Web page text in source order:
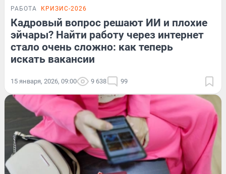
РАБОТА КРИЗИС-2026
Кадровый вопрос решают ИИ и плохие
эйчары? Найти работу через интернет
стало очень сложно: как теперь
искать вакансии
15 января, 2026, 09:00 9 638 99